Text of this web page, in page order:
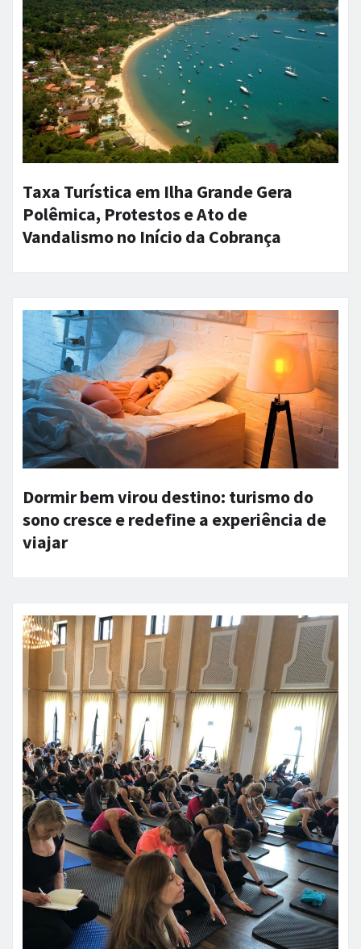
Taxa Turística em Ilha Grande Gera
Polêmica, Protestos e Ato de
Vandalismo no Início da Cobrança
Dormir bem virou destino: turismo do
sono cresce e redefine a experiência de
viajar